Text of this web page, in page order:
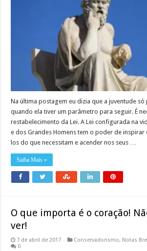
Na última postagem eu dizia que a juventude
quando ela tiver um parâmetro para seguir. É
restabelecimento da Lei. A Lei configurada na
e dos Grandes Homens tem o poder de inspirar
los do que necessitam e acender nos seus …
Saiba Mais »
O que importa é o coração!
ver!
7 de abril de 2017 Conservadorismo, Notas
0